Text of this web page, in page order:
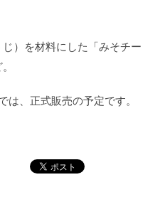
）を材料にした「みそチー
は、正式販売の予定です。